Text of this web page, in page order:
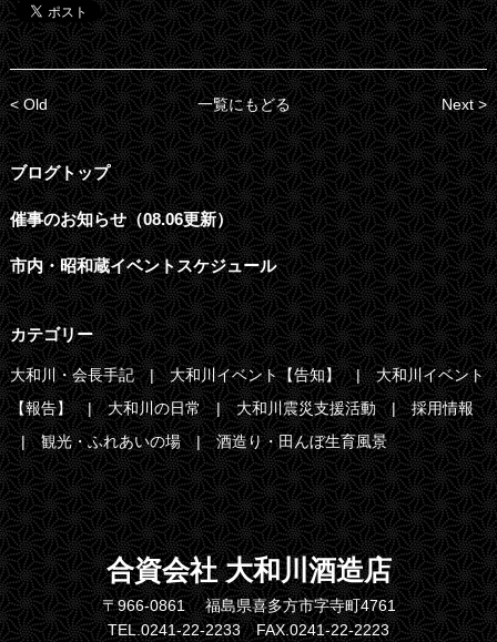
< Old 一覧にもどる Next >
ブログトップ
催事のお知らせ（08.06更新）
市内・昭和蔵イベントスケジュール
カテゴリー
大和川・会長手記 大和川イベント【告知】
大和川イベント
【報告】
大和川の日常 大和川震災支援活動
採用情報
観光・ふれあいの場
酒造り・田んぼ生育風景
合資会社 大和川酒造店
〒966-0861 福島県喜多方市字寺町4761
TEL.0241-22-2233 FAX.0241-22-2223